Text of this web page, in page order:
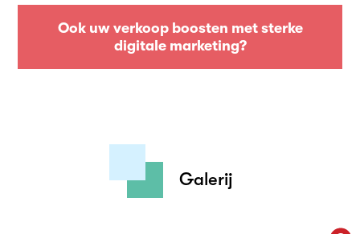
Ook uw verkoop boosten met sterke
digitale marketing?
Galerij